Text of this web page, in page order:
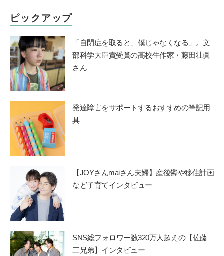
ピックアップ
「自閉症を取ると、僕じゃなくなる」。文
部科学大臣賞受賞の高校生作家・藤田壮眞
さん
発達障害をサポートするおすすめの筆記用
具
【JOYさんmaiさん夫婦】産後鬱や移住計画
など子育てインタビュー
SNS総フォロワー数320万人超えの【佐藤
三兄弟】インタビュー